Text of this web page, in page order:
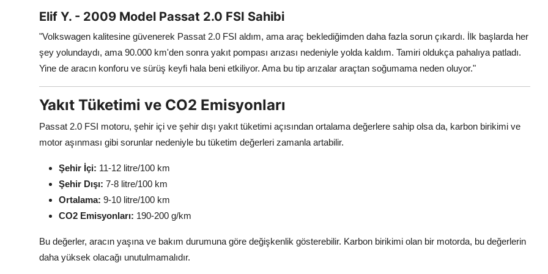
Elif Y. - 2009 Model Passat 2.0 FSI Sahibi
"Volkswagen kalitesine güvenerek Passat 2.0 FSI aldım, ama araç beklediğimden daha fazla sorun çıkardı. İlk başlarda her
şey yolundaydı, ama 90.000 km'den sonra yakıt pompası arızası nedeniyle yolda kaldım. Tamiri oldukça pahalıya patladı.
Yine de aracın konforu ve sürüş keyfi hala beni etkiliyor. Ama bu tip arızalar araçtan soğumama neden oluyor."
Yakıt Tüketimi ve CO2 Emisyonları
Passat 2.0 FSI motoru, şehir içi ve şehir dışı yakıt tüketimi açısından ortalama değerlere sahip olsa da, karbon birikimi ve
motor aşınması gibi sorunlar nedeniyle bu tüketim değerleri zamanla artabilir.
Şehir İçi: 11-12 litre/100 km
Şehir Dışı: 7-8 litre/100 km
Ortalama: 9-10 litre/100 km
CO2 Emisyonları: 190-200 g/km
Bu değerler, aracın yaşına ve bakım durumuna göre değişkenlik gösterebilir. Karbon birikimi olan bir motorda, bu değerlerin
daha yüksek olacağı unutulmamalıdır.